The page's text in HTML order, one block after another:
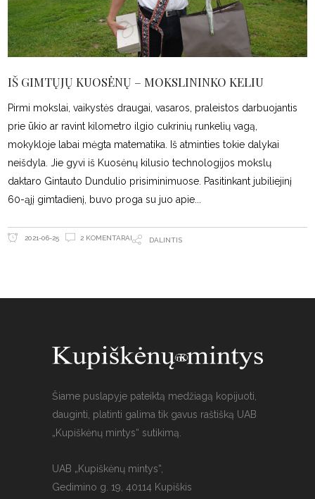
IŠ GIMTŲJŲ KUOSĖNŲ – MOKSLININKO KELIU
Pirmi mokslai, vaikystės draugai, vasaros, praleistos darbuojantis
prie ūkio ar ravint kilometro ilgio cukrinių runkelių vagą,
mokykloje labai mėgta matematika. Iš atminties tokie dalykai
neišdyla. Jie gyvi iš Kuosėnų kilusio technologijos mokslų
daktaro Gintauto Dundulio prisiminimuose. Pasitinkant jubiliejinį
60-ąjį gimtadienį, buvo proga su juo apie
2021-06-25 2 KOMENTARAI DALINTIS
Šiame puslapyje pateiktą medžiagą kopijuoti,
dauginti, platinti galima tik gavus raštišką UAB
„Kupiškėnų mintys“ sutikimą.
UAB „Kupiškėnų mintys“,
Gedimino g. 19, 40114 Kupiškis